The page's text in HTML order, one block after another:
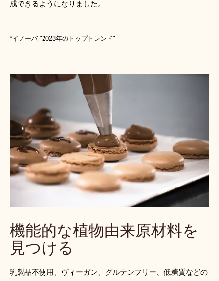
成できるようになりました。
*イノーバ "2023年のトップトレンド"
機能的な植物由来原材料を
見つける
乳製品不使用、ヴィーガン、グルテンフリー、低糖質などの